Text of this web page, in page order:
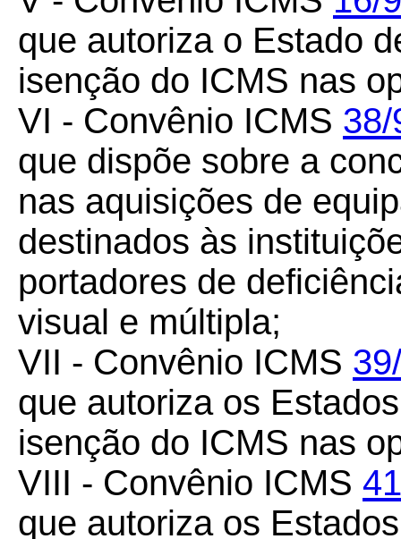
que autoriza o Estado
isenção do ICMS nas
VI - Convênio ICMS 38/
que dispõe sobre a
nas aquisições de
destinados às
portadores de
visual e múltipla;
VII - Convênio ICMS
que autoriza os
isenção do ICMS nas
VIII - Convênio ICMS
que autoriza os